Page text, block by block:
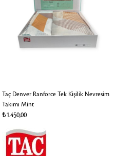
Taç Denver Ranforce Tek Kişilik Nevresim
Takımı Mint
₺1.450,00